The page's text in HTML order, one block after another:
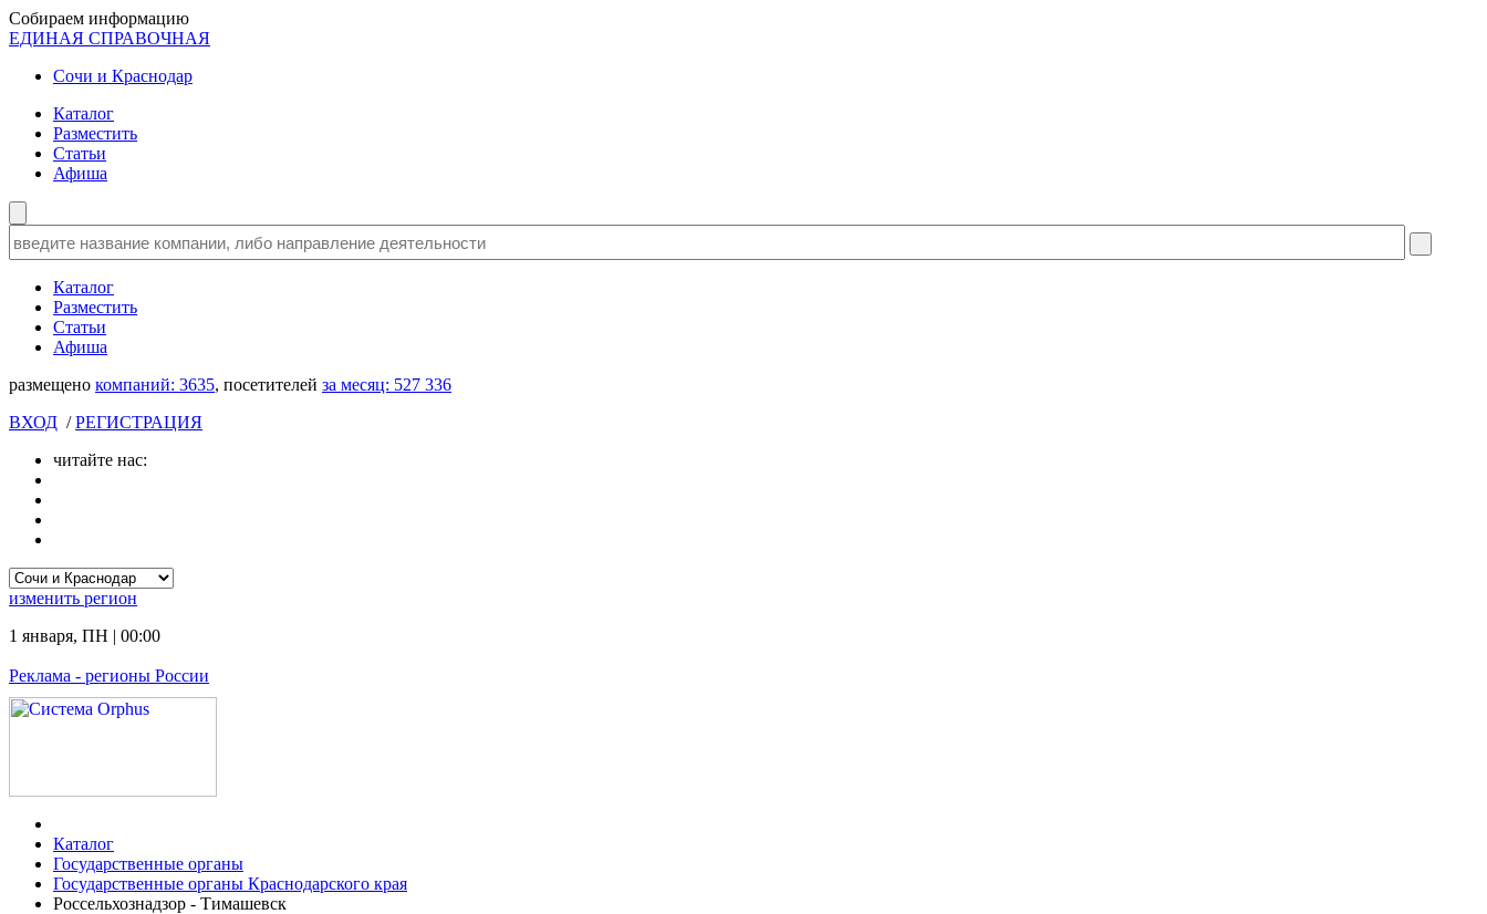
Собираем информацию
ЕДИНАЯ СПРАВОЧНАЯ
Сочи и Краснодар
Каталог
Разместить
Статьи
Афиша
Каталог
Разместить
Статьи
Афиша
размещено компаний: 3635, посетителей за месяц: 527 336
ВХОД /РЕГИСТРАЦИЯ
читайте нас:
изменить регион
1 января, ПН | 00:00
Реклама - регионы России
Каталог
Государственные органы
Государственные органы Краснодарского края
Россельхознадзор - Тимашевск